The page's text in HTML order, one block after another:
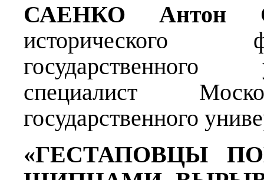
САЕНКО Антон
исторического
специалист
государственного
«ГЕСТАПОВЦЫ